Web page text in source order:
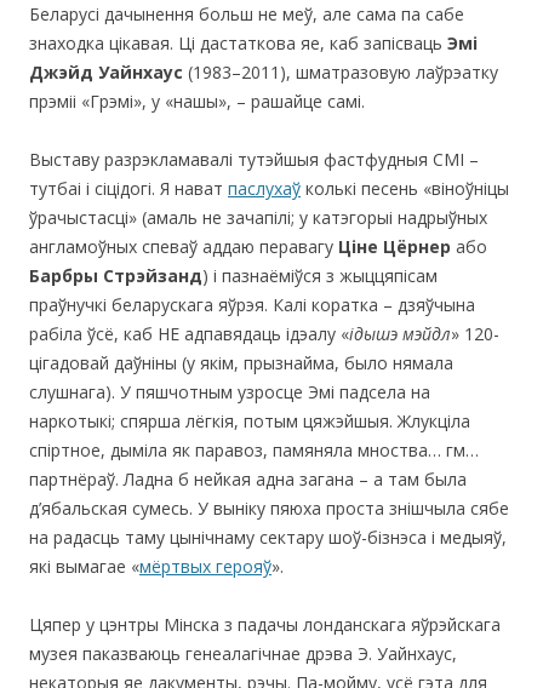
Беларусі дачынення больш не меў, але сама па сабе
знаходка цікавая. Ці дастаткова яе, каб запісваць Эмі
Джэйд Уайнхаус (1983–2011), шматразовую лаўрэатку
прэміі «Грэмі», у «нашы», – рашайце самі.
Выставу разрэкламавалі тутэйшыя фастфудныя СМІ –
тутбаі і сіцідогі. Я нават паслухаў колькі песень «віноўніцы
ўрачыстасці» (амаль не зачапілі; у катэгорыі надрыўных
англамоўных спеваў аддаю перавагу Ціне Цёрнер або
Барбры Стрэйзанд) і пазнаёміўся з жыццяпісам
праўнучкі беларускага яўрэя. Калі коратка – дзяўчына
рабіла ўсё, каб НЕ адпавядаць ідэалу «ідышэ мэйдл» 120-
цігадовай даўніны (у якім, прызнайма, было нямала
слушнага). У пяшчотным узросце Эмі падсела на
наркотыкі; спярша лёгкія, потым цяжэйшыя. Жлукціла
спіртное, дыміла як паравоз, памяняла мноства… гм…
партнёраў. Ладна б нейкая адна загана – а там была
д’ябальская сумесь. У выніку пяюха проста знішчыла сябе
на радасць таму цынічнаму сектару шоў-бізнэса і медыяў,
які вымагае «мёртвых герояў».
Цяпер у цэнтры Мінска з падачы лонданскага яўрэйскага
музея паказваюць генеалагічнае дрэва Э. Уайнхаус,
некаторыя яе дакументы, рэчы. Па-мойму, усё гэта для